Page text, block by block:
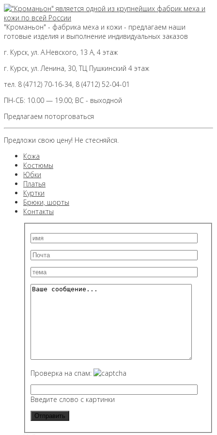
"Кроманьон" - фабрика меха и кожи - предлагаем наши
готовые изделия и выполнение индивидуальных заказов
г. Курск, ул. А.Невского, 13 А, 4 этаж
г. Курск, ул. Ленина, 30, ТЦ Пушкинский 4 этаж
тел. 8 (4712) 70-16-34, 8 (4712) 52-04-01
ПН-СБ: 10.00 — 19.00; ВС - выходной
Предлагаем поторговаться
Предложи свою цену! Не стесняйся.
Кожа
Костюмы
Юбки
Платья
Куртки
Брюки, шорты
Контакты
Проверка на спам:
Введите слово с картинки